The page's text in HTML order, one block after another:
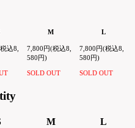
M L
込8,
7,800円(税込8,
580円)
SOLD OUT
7,800円(税込8,
580円)
SOLD OUT
M
L